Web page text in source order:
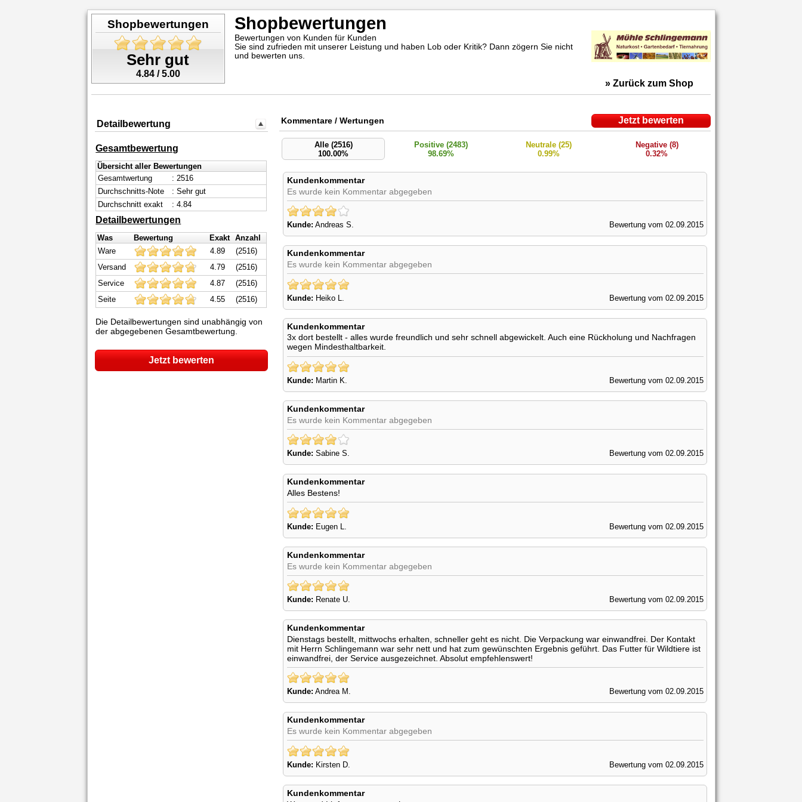
» Zurück zum Shop
Shopbewertungen
Sehr gut
4.84 / 5.00
Shopbewertungen
Bewertungen von Kunden für Kunden
Sie sind zufrieden mit unserer Leistung und haben Lob oder Kritik? Dann zögern Sie nicht
und bewerten uns.
Detailbewertung
Gesamtbewertung
Übersicht aller Bewertungen
Gesamtwertung
: 2516
Durchschnitts-Note
: Sehr gut
Durchschnitt exakt
: 4.84
Detailbewertungen
Was Bewertung Exakt Anzahl
Ware
4.89
(2516)
Versand
4.79
(2516)
Service
4.87
(2516)
Seite
4.55 (2516)
Die Detailbewertungen sind unabhängig von
der abgegebenen Gesamtbewertung.
Jetzt bewerten
Jetzt bewerten
Kommentare / Wertungen
Alle (2516)
100.00%
Positive (2483)
98.69%
Neutrale (25)
0.99%
Negative (8)
0.32%
Kundenkommentar
Es wurde kein Kommentar abgegeben
Kunde: Andreas S. Bewertung vom 02.09.2015
Kundenkommentar
Es wurde kein Kommentar abgegeben
Kunde: Heiko L. Bewertung vom 02.09.2015
Kundenkommentar
3x dort bestellt - alles wurde freundlich und sehr schnell abgewickelt. Auch eine Rückholung und Nachfragen
wegen Mindesthaltbarkeit.
Kunde: Martin K. Bewertung vom 02.09.2015
Kundenkommentar
Es wurde kein Kommentar abgegeben
Kunde: Sabine S. Bewertung vom 02.09.2015
Kundenkommentar
Alles Bestens!
Kunde: Eugen L. Bewertung vom 02.09.2015
Kundenkommentar
Es wurde kein Kommentar abgegeben
Kunde: Renate U. Bewertung vom 02.09.2015
Kundenkommentar
Dienstags bestellt, mittwochs erhalten, schneller geht es nicht. Die Verpackung war einwandfrei. Der Kontakt
mit Herrn Schlingemann war sehr nett und hat zum gewünschten Ergebnis geführt. Das Futter für Wildtiere ist
einwandfrei, der Service ausgezeichnet. Absolut empfehlenswert!
Kunde: Andrea M. Bewertung vom 02.09.2015
Kundenkommentar
Es wurde kein Kommentar abgegeben
Kunde: Kirsten D. Bewertung vom 02.09.2015
Kundenkommentar